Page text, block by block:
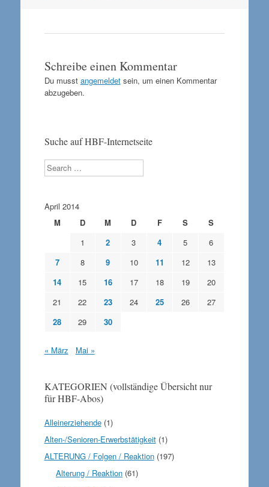
Schreibe einen Kommentar
Du musst angemeldetsein, um einen Kommentar
abzugeben.
Suche auf HBF-Internetseite
Search
April 2014
M
D M D F S
S
1
2 3 4 5
6
7
8 9 10 11 12
13
14
15 16 17 18 19
20
21
22 23 24 25 26
27
28
29 30
« März Mai »
KATEGORIEN (vollständige Übersicht nur
für HBF-Abos)
Alleinerziehende(1)
Alten-/Senioren-Erwerbstätigkeit(1)
ALTERUNG / Folgen / Reaktion(197)
Alterung / Reaktion (61)